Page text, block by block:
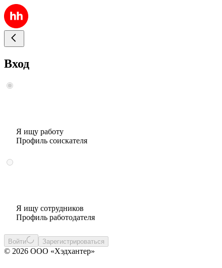
Вход
Я ищу работу
Профиль соискателя
Я ищу сотрудников
Профиль работодателя
Войти Зарегистрироваться
© 2026 ООО «Хэдхантер»